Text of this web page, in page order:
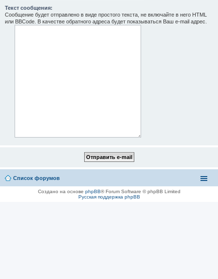
Текст сообщения:
Сообщение будет отправлено в виде простого текста, не включайте в него HTML
или BBCode. В качестве обратного адреса будет показываться Ваш e-mail адрес.
Список форумов
Создано на основе phpBB® Forum Software © phpBB Limited
Русская поддержка phpBB